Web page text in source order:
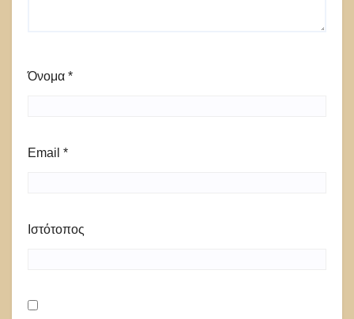
Όνομα *
Email *
Ιστότοπος